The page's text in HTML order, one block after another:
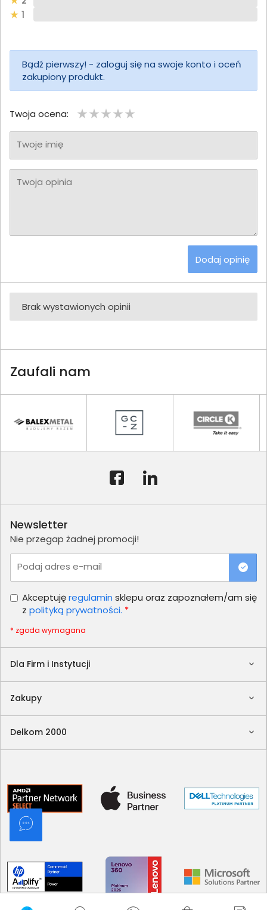
1
Bądź pierwszy! - zaloguj się na swoje konto i oceń
zakupiony produkt.
Twoja ocena:
Twoje imię
Twoja opinia
Dodaj opinię
Brak wystawionych opinii
Zaufali nam
Dla Firm i Instytucji
Zakupy
Delkom 2000
Newsletter
Nie przegap żadnej promocji!
Podaj adres e-mail
Akceptujęregulamin sklepu oraz zapoznałem/am się
z polityką prywatności. *
* zgoda wymagana